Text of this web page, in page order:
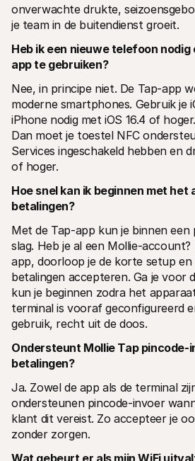
onverwachte drukte,
je team in de buitendienst groeit.
Heb ik een nieuwe telefoon nodig
app te gebruiken?
Nee, in principe niet. De Tap-app
moderne smartphones. Gebruik je
iPhone nodig met iOS 16.4 of
Dan moet je toestel NFC
Services ingeschakeld hebben en
of hoger.
Hoe snel kan ik beginnen met
betalingen?
Met de Tap-app kun je binnen een
slag. Heb je al een Mollie-account?
app, doorloop je de korte setup
betalingen accepteren. Ga je voor
kun je beginnen zodra het
terminal is vooraf geconfigureerd
gebruik, recht uit de doos.
Ondersteunt Mollie Tap
betalingen?
Ja. Zowel de app als de terminal
ondersteunen pincode-invoer
klant dit vereist. Zo accepteer je
zonder zorgen.
Wat gebeurt er als mijn WiFi